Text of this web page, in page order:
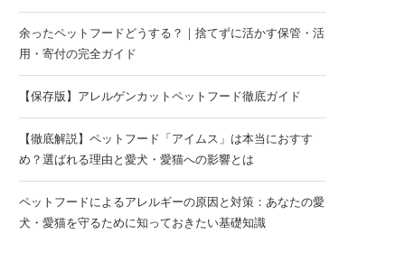
余ったペットフードどうする？｜捨てずに活かす保管・活
用・寄付の完全ガイド
【保存版】アレルゲンカットペットフード徹底ガイド
【徹底解説】ペットフード「アイムス」は本当におすす
め？選ばれる理由と愛犬・愛猫への影響とは
ペットフードによるアレルギーの原因と対策：あなたの愛
犬・愛猫を守るために知っておきたい基礎知識